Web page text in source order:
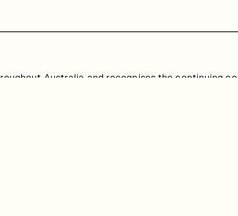
Australia and recognises the continuing